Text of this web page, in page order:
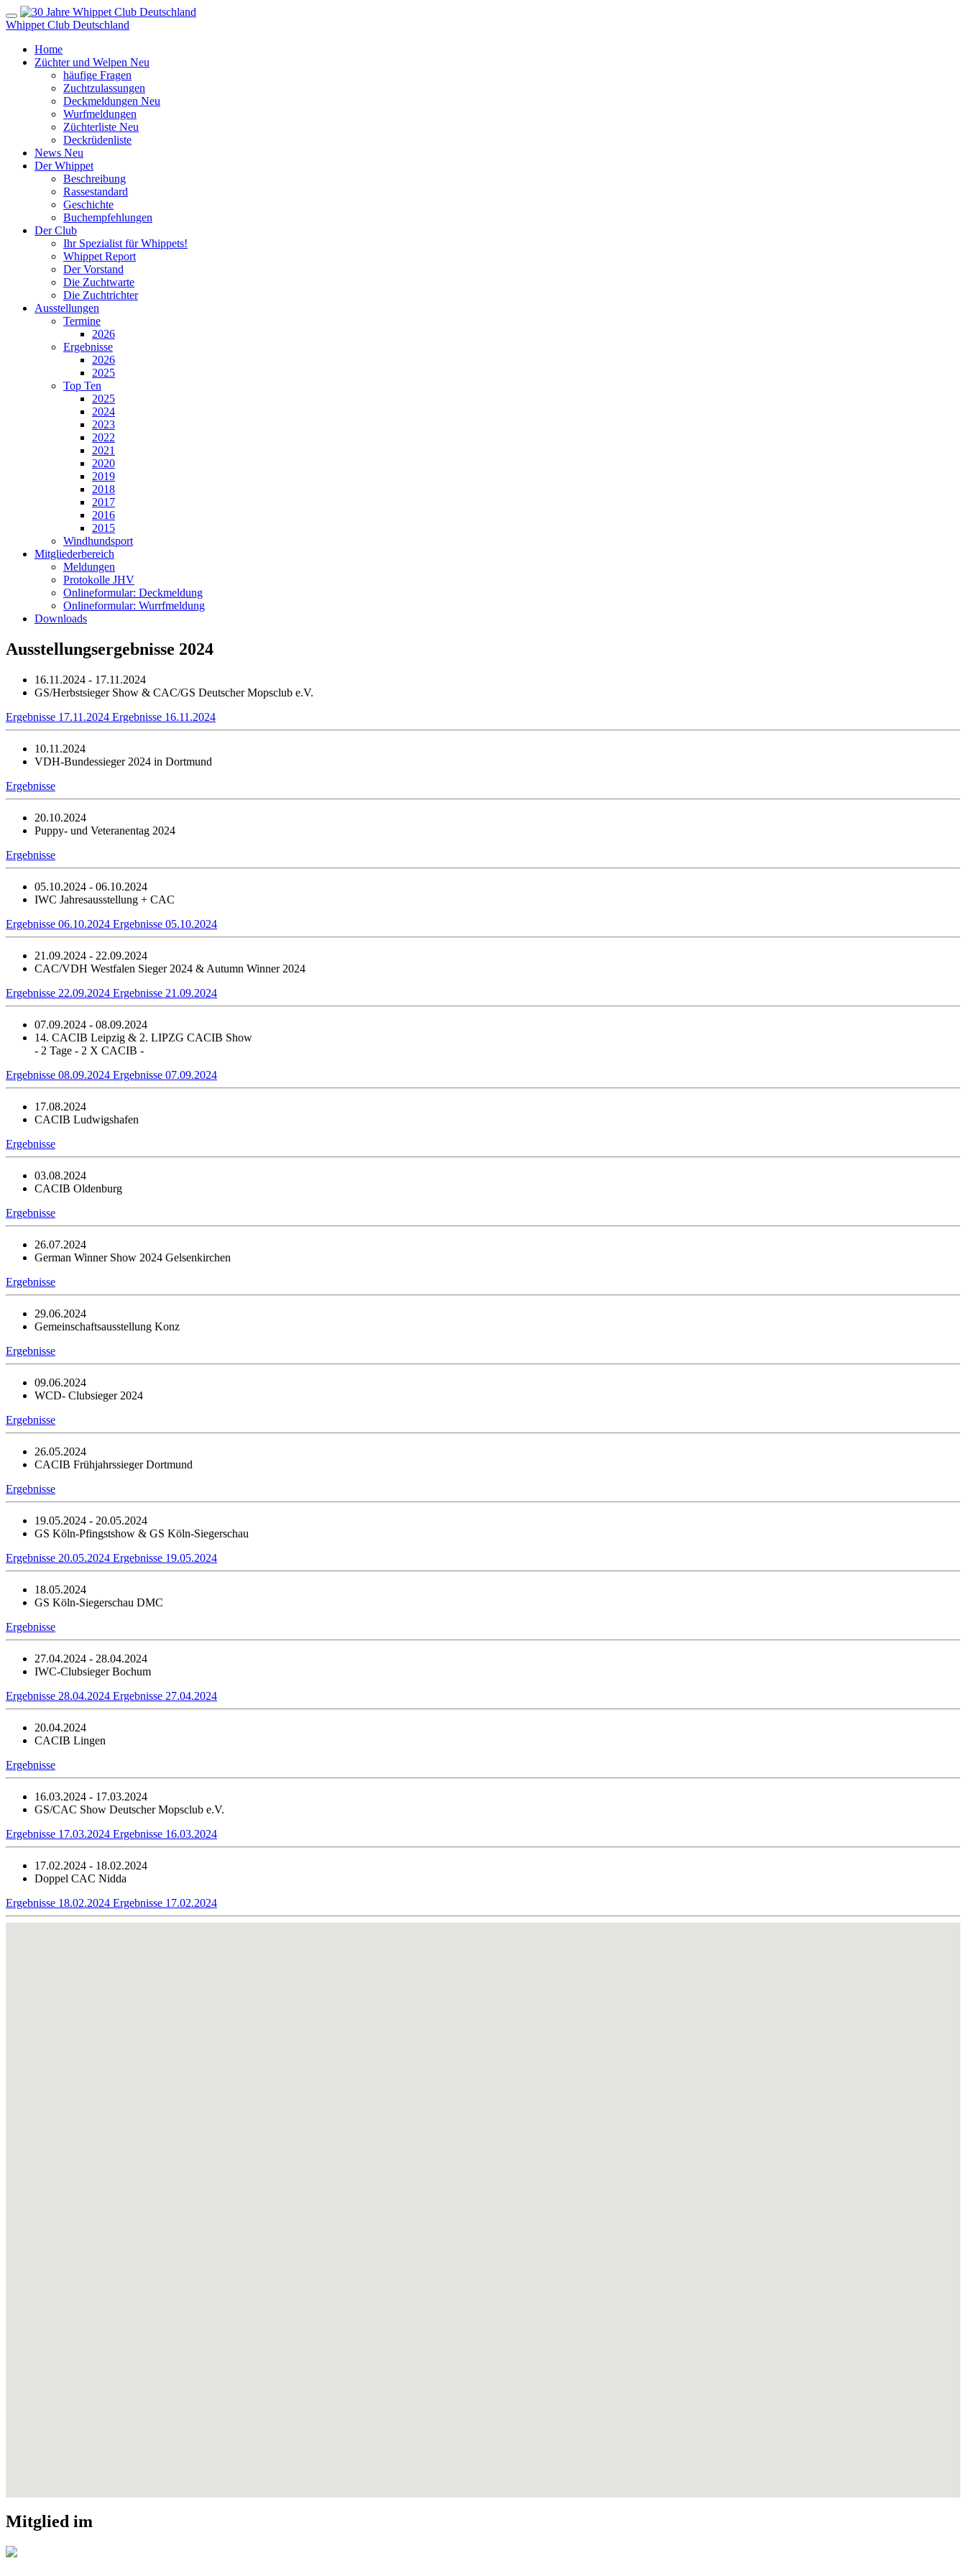
Whippet Club Deutschland
Home
Züchter und Welpen Neu
häufige Fragen
Zuchtzulassungen
Deckmeldungen Neu
Wurfmeldungen
Züchterliste Neu
Deckrüdenliste
News Neu
Der Whippet
Beschreibung
Rassestandard
Geschichte
Buchempfehlungen
Der Club
Ihr Spezialist für Whippets!
Whippet Report
Der Vorstand
Die Zuchtwarte
Die Zuchtrichter
Ausstellungen
Termine
2026
Ergebnisse
2026
2025
Top Ten
2025
2024
2023
2022
2021
2020
2019
2018
2017
2016
2015
Windhundsport
Mitgliederbereich
Meldungen
Protokolle JHV
Onlineformular: Deckmeldung
Onlineformular: Wurrfmeldung
Downloads
Ausstellungsergebnisse 2024
16.11.2024 - 17.11.2024
GS/Herbstsieger Show & CAC/GS Deutscher Mopsclub e.V.
Ergebnisse 17.11.2024 Ergebnisse 16.11.2024
10.11.2024
VDH-Bundessieger 2024 in Dortmund
Ergebnisse
20.10.2024
Puppy- und Veteranentag 2024
Ergebnisse
05.10.2024 - 06.10.2024
IWC Jahresausstellung + CAC
Ergebnisse 06.10.2024 Ergebnisse 05.10.2024
21.09.2024 - 22.09.2024
CAC/VDH Westfalen Sieger 2024 & Autumn Winner 2024
Ergebnisse 22.09.2024 Ergebnisse 21.09.2024
07.09.2024 - 08.09.2024
14. CACIB Leipzig & 2. LIPZG CACIB Show
- 2 Tage - 2 X CACIB -
Ergebnisse 08.09.2024 Ergebnisse 07.09.2024
17.08.2024
CACIB Ludwigshafen
Ergebnisse
03.08.2024
CACIB Oldenburg
Ergebnisse
26.07.2024
German Winner Show 2024 Gelsenkirchen
Ergebnisse
29.06.2024
Gemeinschaftsausstellung Konz
Ergebnisse
09.06.2024
WCD- Clubsieger 2024
Ergebnisse
26.05.2024
CACIB Frühjahrssieger Dortmund
Ergebnisse
19.05.2024 - 20.05.2024
GS Köln-Pfingstshow & GS Köln-Siegerschau
Ergebnisse 20.05.2024 Ergebnisse 19.05.2024
18.05.2024
GS Köln-Siegerschau DMC
Ergebnisse
27.04.2024 - 28.04.2024
IWC-Clubsieger Bochum
Ergebnisse 28.04.2024 Ergebnisse 27.04.2024
20.04.2024
CACIB Lingen
Ergebnisse
16.03.2024 - 17.03.2024
GS/CAC Show Deutscher Mopsclub e.V.
Ergebnisse 17.03.2024 Ergebnisse 16.03.2024
17.02.2024 - 18.02.2024
Doppel CAC Nidda
Ergebnisse 18.02.2024 Ergebnisse 17.02.2024
Mitglied im